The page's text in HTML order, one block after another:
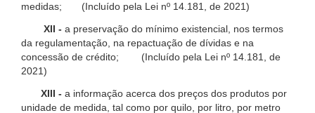
medidas; (Incluído pela Lei nº 14.181, de 2021)
XII - a preservação do mínimo existencial, nos termos
da regulamentação, na repactuação de dívidas e na
concessão de crédito; (Incluído pela Lei nº 14.181, de
2021)
XIII - a informação acerca dos preços dos produtos por
unidade de medida, tal como por quilo, por litro, por metro